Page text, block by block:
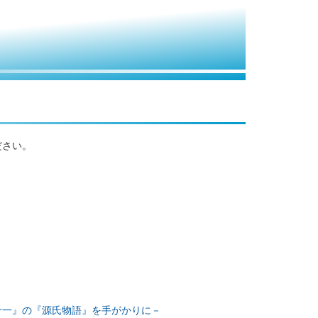
い。
』の『源氏物語』を手がかりに－